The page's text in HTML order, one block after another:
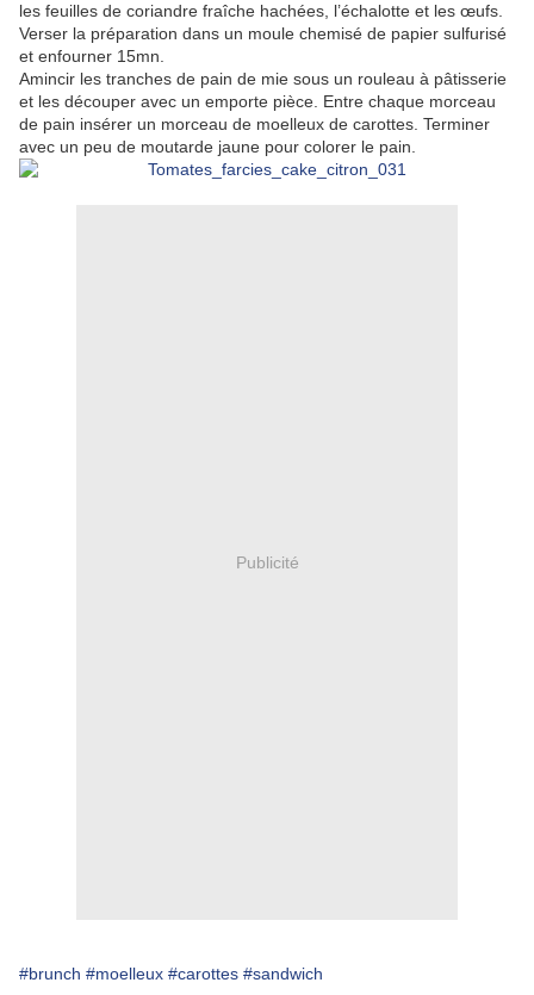
les feuilles de coriandre fraîche hachées, l’échalotte et les œufs.
Verser la préparation dans un moule chemisé de papier sulfurisé
et enfourner 15mn.
Amincir les tranches de pain de mie sous un rouleau à pâtisserie
et les découper avec un emporte pièce. Entre chaque morceau
de pain insérer un morceau de moelleux de carottes. Terminer
avec un peu de moutarde jaune pour colorer le pain.
Publicité
#brunch #moelleux #carottes #sandwich